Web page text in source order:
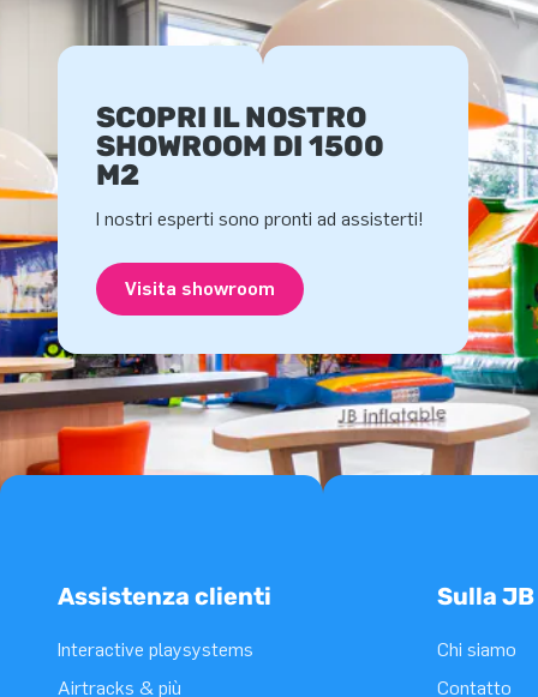
SCOPRI IL NOSTRO
SHOWROOM DI 1500
M2
I nostri esperti sono pronti ad assisterti!
Visita showroom
Assistenza clienti
Interactive playsystems
Airtracks & più
Sulla JB
Chi siamo
Contatto